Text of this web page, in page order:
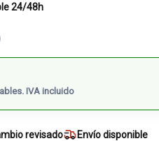
24/48h
IVA incluido
revisado Envío disponible